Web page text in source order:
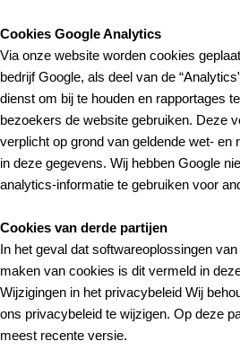
Cookies Google Analytics
Via onze website worden cookies
bedrijf Google, als deel van de
dienst om bij te houden en rapportages
bezoekers de website gebruiken. Deze
verplicht op grond van geldende wet- en
in deze gegevens. Wij hebben Google
analytics-informatie te gebruiken voor
Cookies van derde partijen
In het geval dat softwareoplossingen
maken van cookies is dit vermeld in
Wijzigingen in het privacybeleid Wij
ons privacybeleid te wijzigen. Op deze
meest recente versie.